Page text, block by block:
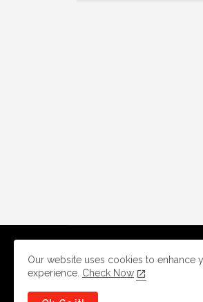
Our website uses cookies to enhance
experience. Check Now